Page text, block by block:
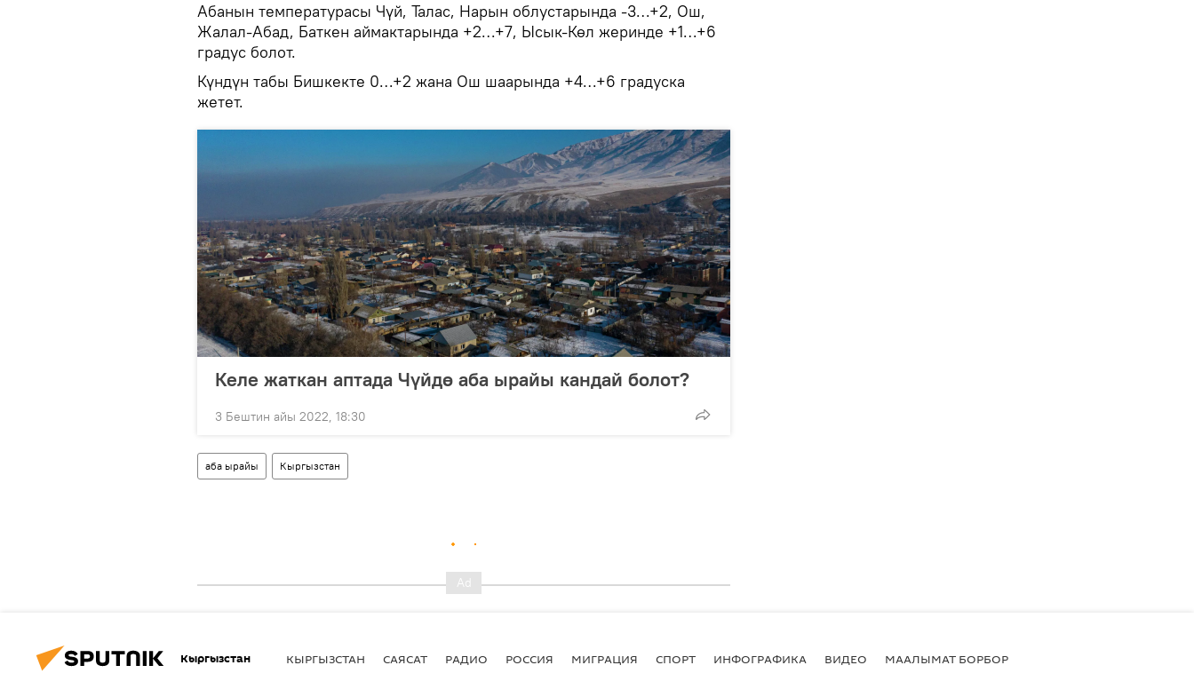
Абанын температурасы Чүй, Талас, Нарын облустарында -3…+2, Ош,
Жалал-Абад, Баткен аймактарында +2…+7, Ысык-Көл жеринде +1…+6
градус болот.
Күндүн табы Бишкекте 0…+2 жана Ош шаарында +4…+6 градуска
жетет.
Келе жаткан аптада Чүйдө аба ырайы кандай болот?
3 Бештин айы 2022, 18:30
аба ырайы Кыргызстан
Кыргызстан КЫРГЫЗСТАН САЯСАТ РАДИО РОССИЯ МИГРАЦИЯ СПОРТ ИНФОГРАФИКА ВИДЕО МААЛЫМАТ БОРБОР